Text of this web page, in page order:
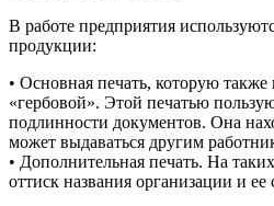
В работе предприятия
продукции:
• Основная печать, которую
«гербовой». Этой печатью
подлинности документов. Она
может выдаваться другим
• Дополнительная печать. На
оттиск названия организации и ее